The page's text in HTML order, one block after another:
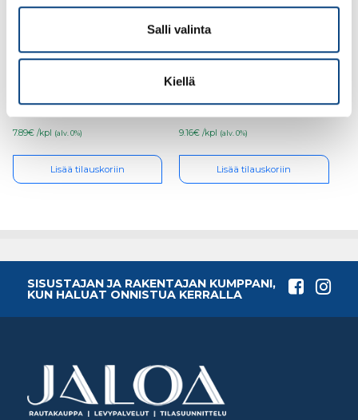
Salli valinta
Kiellä
Lautasritilä, valkoinen
7.89€ /kpl (alv. 0%)
Lisää tilauskoriin
Tasoritilä, valkoinen
9.16€ /kpl (alv. 0%)
Lisää tilauskoriin
SISUSTAJAN JA RAKENTAJAN KUMPPANI,
KUN HALUAT ONNISTUA KERRALLA